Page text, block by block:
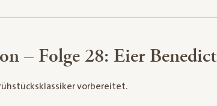
– Folge 28: Eier Benedict
vorbereitet.